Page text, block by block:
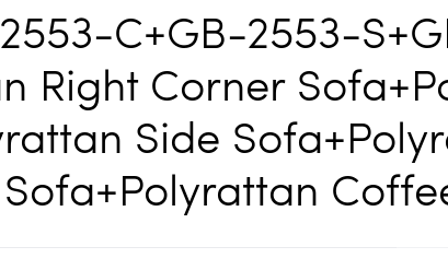
C+GB-2553-
Right Corner
Side
Sofa+Polyrattan